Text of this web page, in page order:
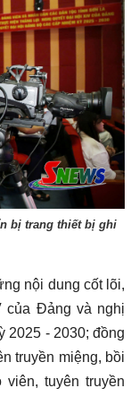
bị trang thiết bị ghi
nội dung cốt lõi,
của Đảng và nghị
2025 - 2030; đồng
truyền miệng, bồi
tuyên truyền